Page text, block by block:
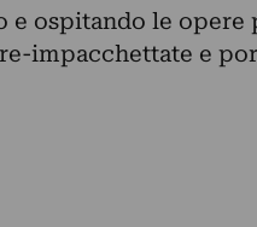
e ospitando le
impacchettate e